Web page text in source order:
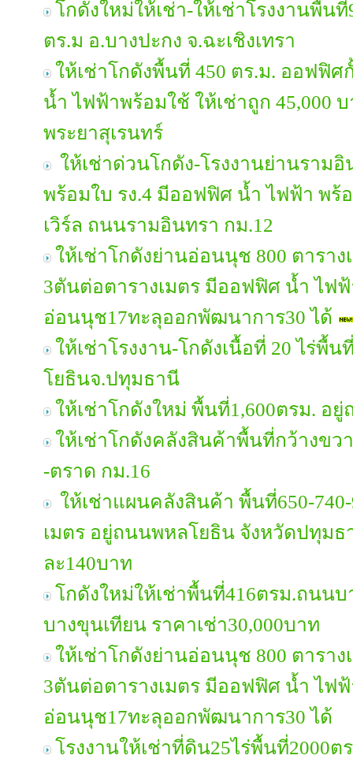
โกดังใหม่ให้เช่า-ให้เช่าโรงงานพื้นที่
ตร.ม อ.บางปะกง จ.ฉะเชิงเทรา
ให้เช่าโกดังพื้นที่ 450 ตร.ม. ออฟฟิ
น้ำ ไฟฟ้าพร้อมใช้ ให้เช่าถูก 45,000
พระยาสุเรนทร์
ให้เช่าด่วนโกดัง-โรงงานย่านรามอิ
พร้อมใบ รง.4 มีออฟฟิศ น้ำ ไฟฟ้า พร้
เวิร์ล ถนนรามอินทรา กม.12
ให้เช่าโกดังย่านอ่อนนุช 800 ตารา
3ตันต่อตารางเมตร มีออฟฟิศ น้ำ ไฟ
อ่อนนุช17ทะลุออกพัฒนาการ30 ได้
ให้เช่าโรงงาน-โกดังเนื้อที่ 20 ไร่พื้
โยธินจ.ปทุมธานี
ให้เช่าโกดังใหม่ พื้นที่1,600ตรม. อ
ให้เช่าโกดังคลังสินค้าพื้นที่กว้างขว
-ตราด​ กม.16​
ให้เช่าแผนคลังสินค้า พื้นที่650-740-
เมตร อยู่ถนนพหลโยธิน จังหวัดปทุมธ
ละ140บาท
โกดังใหม่ให้เช่าพื้นที่416ตรม.ถนนบ
บางขุนเทียน ราคาเช่า30,000บาท
ให้เช่าโกดังย่านอ่อนนุช 800 ตารา
3ตันต่อตารางเมตร มีออฟฟิศ น้ำ ไฟ
อ่อนนุช17ทะลุออกพัฒนาการ30 ได้
โรงงานให้เช่าที่ดิน25ไร่พื้นที่